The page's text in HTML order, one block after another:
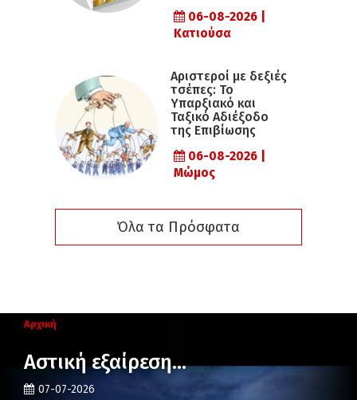
06-08-2026 |
Κατιούσα
Αριστεροί με δεξιές
τσέπες: Το
Υπαρξιακό και
Ταξικό Αδιέξοδο
της Επιβίωσης
06-08-2026 |
Μώμος
Όλα τα Πρόσφατα
Αρχική
Αστική εξαίρεση…
07-07-2026